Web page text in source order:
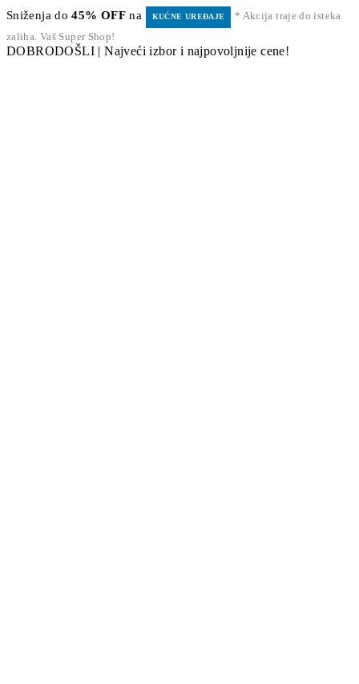
Sniženja do45% OFF na KUĆNE UREĐAJE
* Akcija traje do isteka
zaliha. Vaš Super Shop!
DOBRODOŠLI | Najveći izbor i najpovoljnije cene!